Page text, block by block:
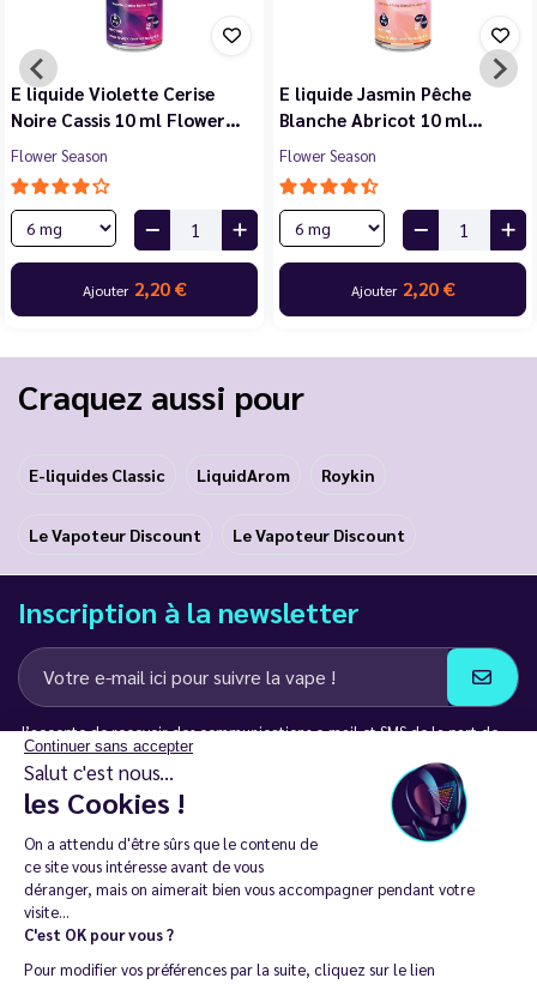
Continuer sans accepter
Salut c'est nous...
les Cookies !
On a attendu d'être sûrs que le contenu de
ce site vous intéresse avant de vous
déranger, mais on aimerait bien vous accompagner pendant votre
visite...
C'est OK pour vous ?
Pour modifier vos préférences par la suite, cliquez sur le lien
E liquide Violette Cerise
Noire Cassis 10 ml Flower…
Flower Season
Ajouter 2,20 €
E liquide Jasmin Pêche
Blanche Abricot 10 ml…
Flower Season
Ajouter 2,20 €
Craquez aussi pour
E-liquides Classic LiquidArom Roykin
Le Vapoteur Discount Le Vapoteur Discount
Inscription à la newsletter
J’accepte de recevoir des communications e-mail et SMS de la part de
LD Groupe
Restez en contact
La vente de cigarette électronique est interdite chez les moins de
18 ans. 🔞